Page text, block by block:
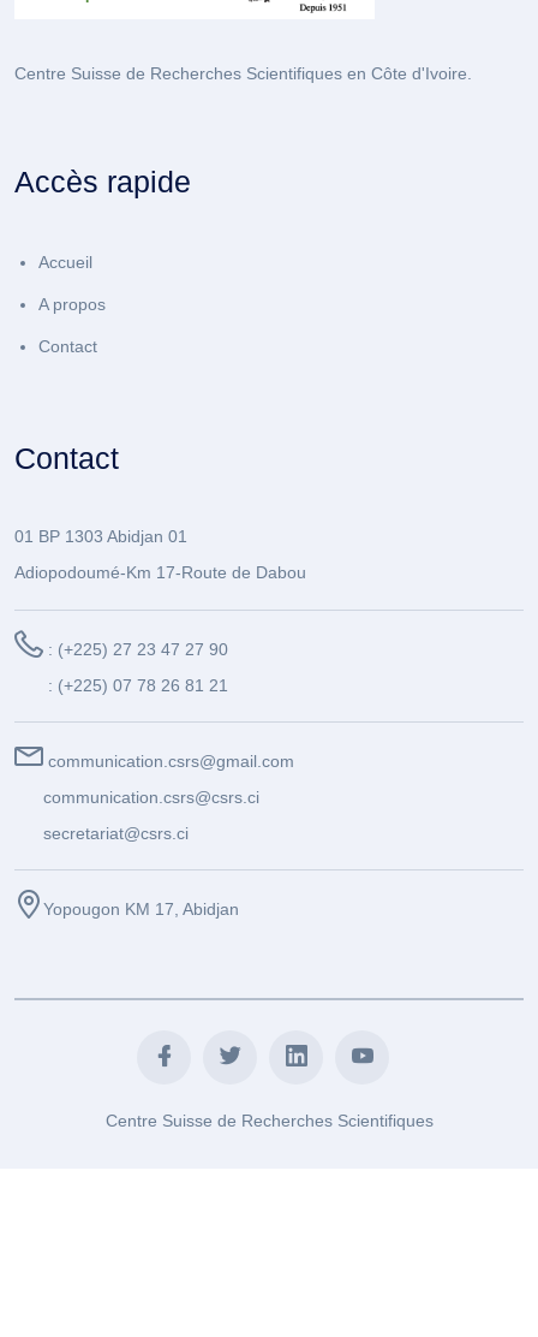
Centre Suisse de Recherches Scientifiques en Côte d'Ivoire.
Accès rapide
Accueil
A propos
Contact
Contact
01 BP 1303 Abidjan 01
Adiopodoumé-Km 17-Route de Dabou
: (+225) 27 23 47 27 90
: (+225) 07 78 26 81 21
communication.csrs@gmail.com
communication.csrs@csrs.ci
secretariat@csrs.ci
Yopougon KM 17, Abidjan
Centre Suisse de Recherches Scientifiques